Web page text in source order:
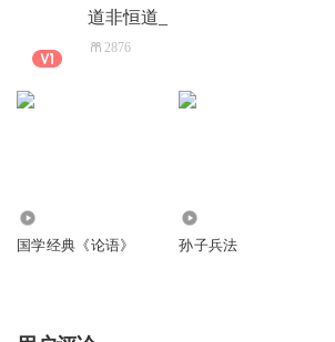
道非恒道_
2876
国学经典《论语》 孙子兵法